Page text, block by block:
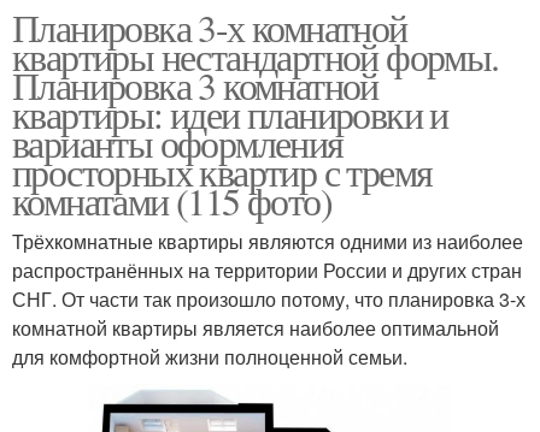
Планировка 3-х комнатной
квартиры нестандартной формы.
Планировка 3 комнатной
квартиры: идеи планировки и
варианты оформления
просторных квартир с тремя
комнатами (115 фото)
Трёхкомнатные квартиры являются одними из наиболее
распространённых на территории России и других стран
СНГ. От части так произошло потому, что планировка 3-х
комнатной квартиры является наиболее оптимальной
для комфортной жизни полноценной семьи.